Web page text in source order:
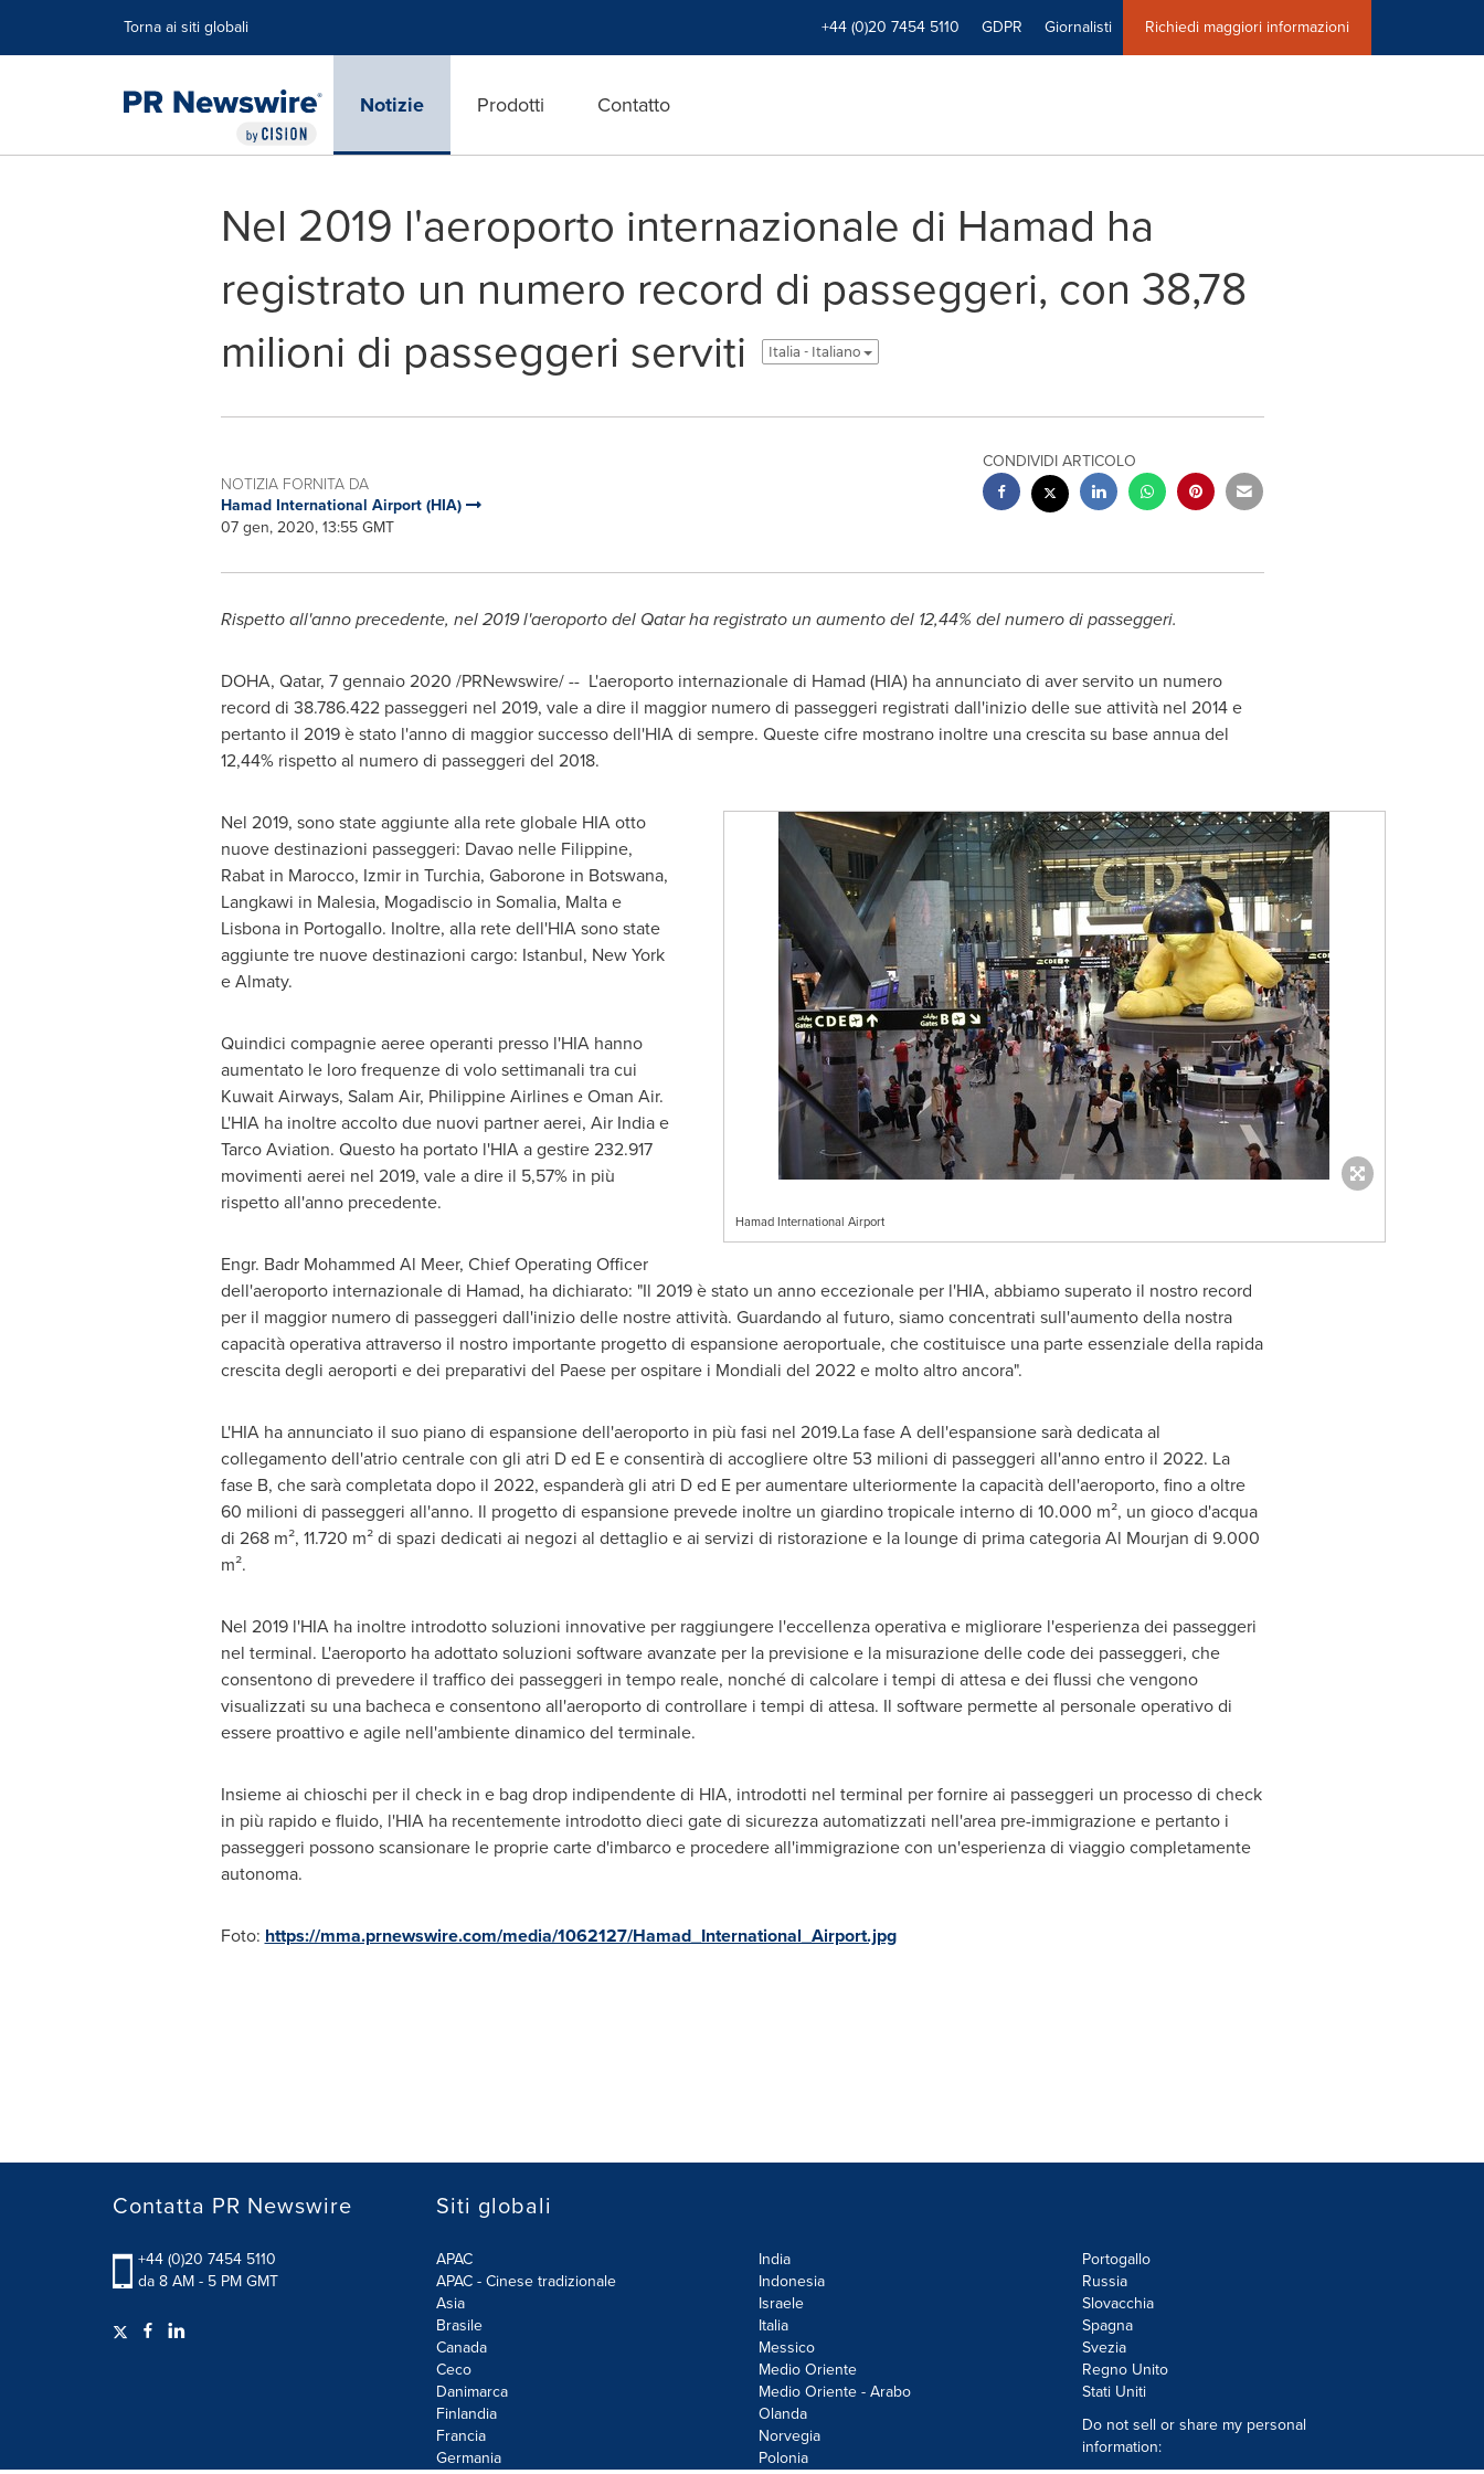
Torna ai siti globali +44 (0)20 7454 5110 GDPR Giornalisti Richiedi maggiori informazioni
Notizie Prodotti Contatto
Nel 2019 l'aeroporto internazionale di Hamad ha
registrato un numero record di passeggeri, con 38,78
milioni di passeggeri serviti
Italia - Italiano
NOTIZIA FORNITA DA
Hamad International Airport (HIA)
07 gen, 2020, 13:55 GMT
CONDIVIDI ARTICOLO
Rispetto all'anno precedente, nel 2019 l'aeroporto del Qatarha registrato un aumento del 12,44% del numero di passeggeri.
DOHA, Qatar, 7 gennaio 2020 /PRNewswire/ -- L'aeroporto internazionale di Hamad (HIA) ha annunciato di aver servito un numero
record di 38.786.422 passeggeri nel 2019, vale a dire il maggior numero di passeggeri registrati dall'inizio delle sue attività nel 2014 e
pertanto il 2019 è stato l'anno di maggior successo dell'HIA di sempre. Queste cifre mostrano inoltre una crescita su base annua del
12,44% rispetto al numero di passeggeri del 2018.
Hamad International Airport
Nel 2019, sono state aggiunte alla rete globale HIA otto
nuove destinazioni passeggeri: Davao nelle Filippine,
Rabatin Marocco, Izmir in Turchia, Gaboronein Botswana,
Langkawi in Malesia, Mogadiscio in Somalia, Maltae
Lisbona in Portogallo. Inoltre, alla rete dell'HIA sono state
aggiunte tre nuove destinazioni cargo: Istanbul, New York
e Almaty.
Quindici compagnie aeree operanti presso l'HIA hanno
aumentato le loro frequenze di volo settimanali tra cui
Kuwait Airways, Salam Air, Philippine Airlines e Oman Air.
L'HIA ha inoltre accolto due nuovi partner aerei, Air India e
Tarco Aviation. Questo ha portato l'HIA a gestire 232.917
movimenti aerei nel 2019, vale a dire il 5,57% in più
rispetto all'anno precedente.
Engr. Badr Mohammed Al Meer, Chief Operating Officer
dell'aeroporto internazionale di Hamad, ha dichiarato: "Il 2019 è stato un anno eccezionale per l'HIA, abbiamo superato il nostro record
per il maggior numero di passeggeri dall'inizio delle nostre attività. Guardando al futuro, siamo concentrati sull'aumento della nostra
capacità operativa attraverso il nostro importante progetto di espansione aeroportuale, che costituisce una parte essenziale della rapida
crescita degli aeroporti e dei preparativi del Paese per ospitare i Mondiali del 2022 e molto altro ancora".
L'HIA ha annunciato il suo piano di espansione dell'aeroporto in più fasi nel 2019.La fase A dell'espansione sarà dedicata al
collegamento dell'atrio centrale con gli atri D ed E e consentirà di accogliere oltre 53 milioni di passeggeri all'anno entro il 2022. La
fase B, che sarà completata dopo il 2022, espanderà gli atri D ed E per aumentare ulteriormente la capacità dell'aeroporto, fino a oltre
60 milioni di passeggeri all'anno. Il progetto di espansione prevede inoltre un giardino tropicale interno di 10.000 m², un gioco d'acqua
di 268 m², 11.720 m² di spazi dedicati ai negozi al dettaglio e ai servizi di ristorazione e la lounge di prima categoriaAl Mourjan di 9.000
m².
Nel 2019 l'HIA ha inoltre introdotto soluzioni innovative per raggiungere l'eccellenza operativa e migliorare l'esperienza dei passeggeri
nel terminal. L'aeroporto ha adottato soluzioni software avanzate per la previsione e la misurazione delle code dei passeggeri, che
consentono di prevedere il traffico dei passeggeri in tempo reale, nonché di calcolare i tempi di attesa e dei flussi che vengono
visualizzati su una bacheca e consentono all'aeroporto di controllare i tempi di attesa. Il software permette al personale operativo di
essere proattivo e agile nell'ambiente dinamico del terminale.
Insieme ai chioschi per il check in e bag drop indipendente di HIA, introdotti nel terminal per fornire ai passeggeri un processo di check
in più rapido e fluido, l'HIA ha recentemente introdotto dieci gate di sicurezza automatizzati nell'area pre-immigrazione e pertanto i
passeggeri possono scansionare le proprie carte d'imbarco e procedere all'immigrazione con un'esperienza di viaggio completamente
autonoma.
Foto: https://mma.prnewswire.com/media/1062127/Hamad_International_Airport.jpg
Contatta PR Newswire
+44 (0)20 7454 5110
da 8 AM - 5 PM GMT
Siti globali
APAC
APAC - Cinese tradizionale
Asia
Brasile
Canada
Ceco
Danimarca
Finlandia
Francia
Germania
India
Indonesia
Israele
Italia
Messico
Medio Oriente
Medio Oriente - Arabo
Olanda
Norvegia
Polonia
Portogallo
Russia
Slovacchia
Spagna
Svezia
Regno Unito
Stati Uniti
Do not sell or share my personal
information: